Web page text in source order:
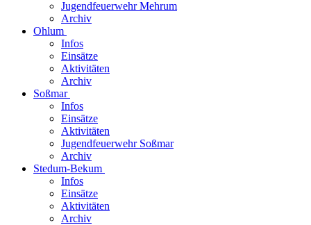
Jugendfeuerwehr Mehrum
Archiv
Ohlum
Infos
Einsätze
Aktivitäten
Archiv
Soßmar
Infos
Einsätze
Aktivitäten
Jugendfeuerwehr Soßmar
Archiv
Stedum-Bekum
Infos
Einsätze
Aktivitäten
Archiv